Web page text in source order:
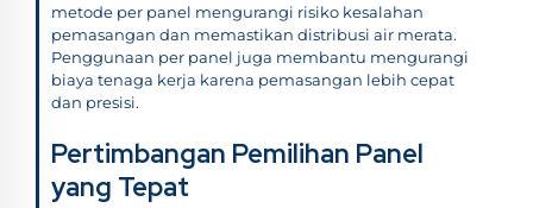
metode per panel mengurangi risiko kesalahan
pemasangan dan memastikan distribusi air merata.
Penggunaan per panel juga membantu mengurangi
biaya tenaga kerja karena pemasangan lebih cepat
dan presisi.
Pertimbangan Pemilihan Panel
yang Tepat